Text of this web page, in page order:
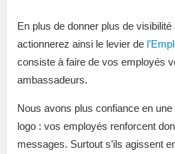
En plus de donner plus de
actionnerez ainsi le levier de
consiste à faire de vos employés
ambassadeurs.
Nous avons plus confiance en
logo : vos employés renforcent
messages. Surtout s’ils agissent